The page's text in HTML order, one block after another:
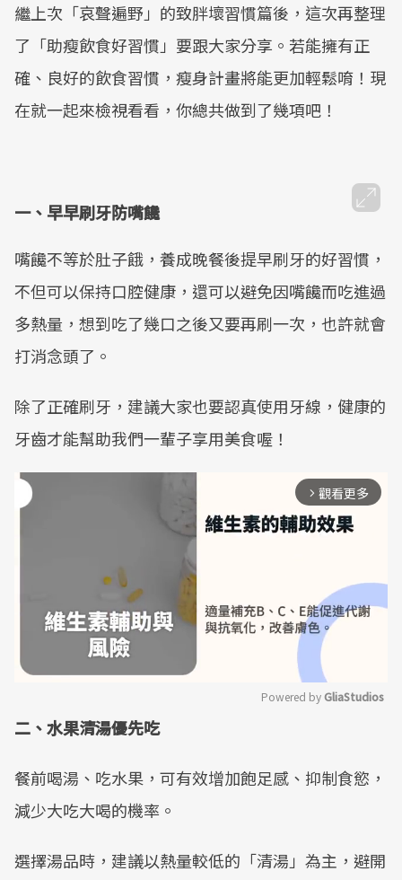
繼上次「哀聲遍野」的致胖壞習慣篇後，這次再整理
了「助瘦飲食好習慣」要跟大家分享。若能擁有正
確、良好的飲食習慣，瘦身計畫將能更加輕鬆唷！現
在就一起來檢視看看，你總共做到了幾項吧！
一、早早刷牙防嘴饞
嘴饞不等於肚子餓，養成晚餐後提早刷牙的好習慣，
不但可以保持口腔健康，還可以避免因嘴饞而吃進過
多熱量，想到吃了幾口之後又要再刷一次，也許就會
打消念頭了。
除了正確刷牙，建議大家也要認真使用牙線，健康的
牙齒才能幫助我們一輩子享用美食喔！
arrow_forward_ios 觀看更多
Powered by GliaStudios
二、水果清湯優先吃
餐前喝湯、吃水果，可有效增加飽足感、抑制食慾，
減少大吃大喝的機率。
選擇湯品時，建議以熱量較低的「清湯」為主，避開